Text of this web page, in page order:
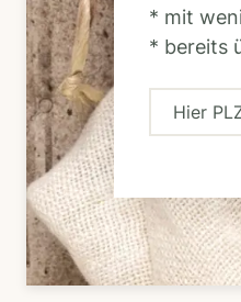
* mit
* bereits
H
r
P
L